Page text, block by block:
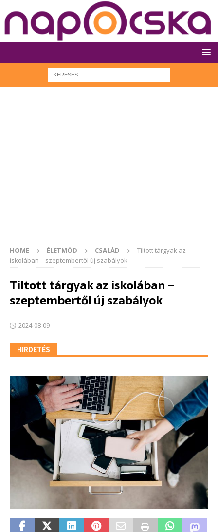
HOME ÉLETMÓD CSALÁD
Tiltott tárgyak az
iskolában – szeptembertől új szabályok
Tiltott tárgyak az iskolában –
szeptembertől új szabályok
2024-08-09
HIRDETÉS